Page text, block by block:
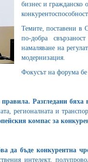
бизнес и гражданско
Темите, поставени в
по-добра
намаляване на
модернизация.
Фокусът на форума бе
Разгледани бяха
регионалната и
компас за
да бъде конкурентна
интелект,